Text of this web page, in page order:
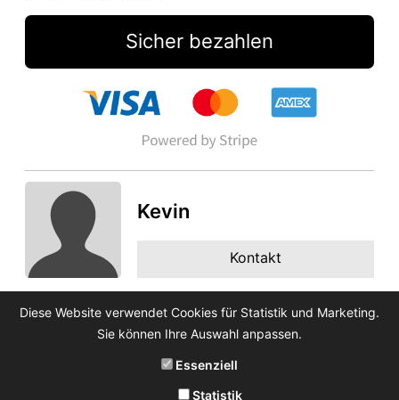
Sicher bezahlen
Kevin
Kontakt
Diese Website verwendet Cookies für Statistik und Marketing.
Sie können Ihre Auswahl anpassen.
Essenziell
Statistik